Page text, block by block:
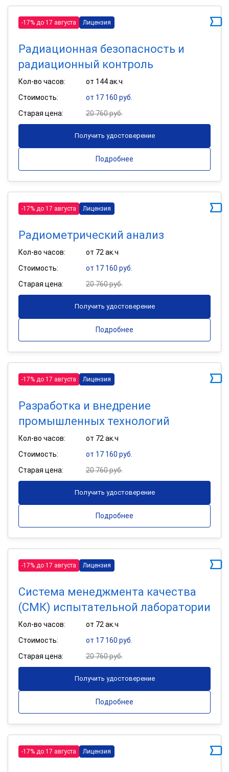
-17% до 17 августа Лицензия
Радиационная безопасность и
радиационный контроль
Кол-во часов:
от 144 ак.ч
Стоимость:
от 17 160 руб.
Старая цена:
20 760 руб.
Получить удостоверение
Подробнее
-17% до 17 августа Лицензия
Радиометрический анализ
Кол-во часов:
от 72 ак.ч
Стоимость:
от 17 160 руб.
Старая цена:
20 760 руб.
Получить удостоверение
Подробнее
-17% до 17 августа Лицензия
Разработка и внедрение
промышленных технологий
Кол-во часов:
от 72 ак.ч
Стоимость:
от 17 160 руб.
Старая цена:
20 760 руб.
Получить удостоверение
Подробнее
-17% до 17 августа Лицензия
Система менеджмента качества
(СМК) испытательной лаборатории
Кол-во часов:
от 72 ак.ч
Стоимость:
от 17 160 руб.
Старая цена:
20 760 руб.
Получить удостоверение
Подробнее
-17% до 17 августа Лицензия